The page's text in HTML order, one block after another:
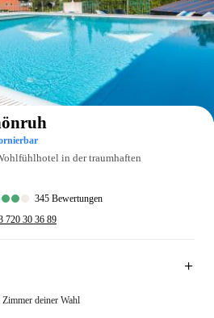
Auf der Karte anzeigen
in der traumhaften
345 Bewertungen
720 30 36 89
deiner Wahl